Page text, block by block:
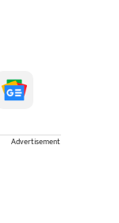
Advertisement